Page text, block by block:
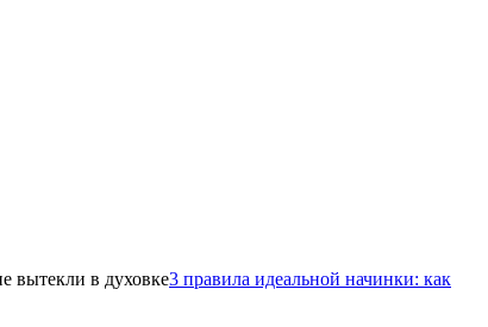
3 правила идеальной начинки: как